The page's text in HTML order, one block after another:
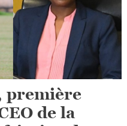
première
de la